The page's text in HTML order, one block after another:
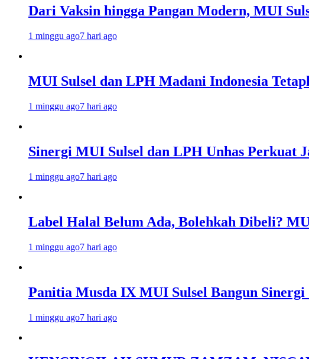
Dari Vaksin hingga Pangan Modern, MUI
1 minggu ago7 hari ago
MUI Sulsel dan LPH Madani Indonesia
1 minggu ago7 hari ago
Sinergi MUI Sulsel dan LPH Unhas Perkuat
1 minggu ago7 hari ago
Label Halal Belum Ada, Bolehkah Dibeli?
1 minggu ago7 hari ago
Panitia Musda IX MUI Sulsel Bangun Sinergi
1 minggu ago7 hari ago